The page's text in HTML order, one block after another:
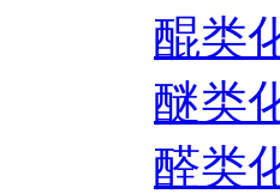
醌类
醚类
醛类